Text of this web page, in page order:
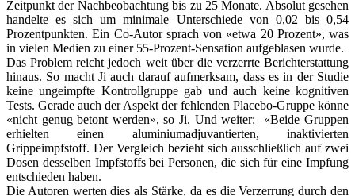
Zeitpunkt der Nachbeobachtung bis zu 25 Monate. Absolut gesehen
handelte es sich um minimale Unterschiede von 0,02 bis 0,54
Prozentpunkten. Ein Co-Autor sprach von «etwa 20 Prozent», was
in vielen Medien zu einer 55-Prozent-Sensation aufgeblasen wurde.
Das Problem reicht jedoch weit über die verzerrte Berichterstattung
hinaus. So macht Ji auch darauf aufmerksam, dass es in der Studie
keine ungeimpfte Kontrollgruppe gab und auch keine kognitiven
Tests. Gerade auch der Aspekt der fehlenden Placebo-Gruppe könne
«nicht genug betont werden», so Ji. Und weiter: «Beide Gruppen
erhielten einen aluminiumadjuvantierten, inaktivierten
Grippeimpfstoff. Der Vergleich bezieht sich ausschließlich auf zwei
Dosen desselben Impfstoffs bei Personen, die sich für eine Impfung
entschieden haben.
Die Autoren werten dies als Stärke, da es die Verzerrung durch den